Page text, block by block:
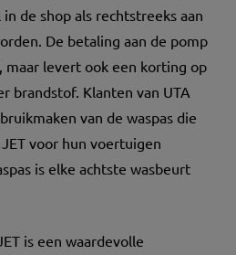
de shop als rechtstreeks aan
De betaling aan de pomp
maar levert ook een korting op
brandstof. Klanten van UTA
van de waspas die
voor hun voertuigen
is elke achtste wasbeurt
is een waardevolle